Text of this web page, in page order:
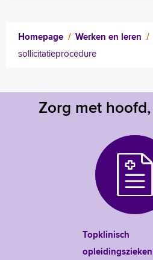
Homepage Werken en leren
sollicitatieprocedure
Zorg met
Topklinisch